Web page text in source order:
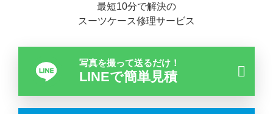
最短10分で解決の
スーツケース修理サービス
写真を撮って送るだけ！
LINEで簡単見積